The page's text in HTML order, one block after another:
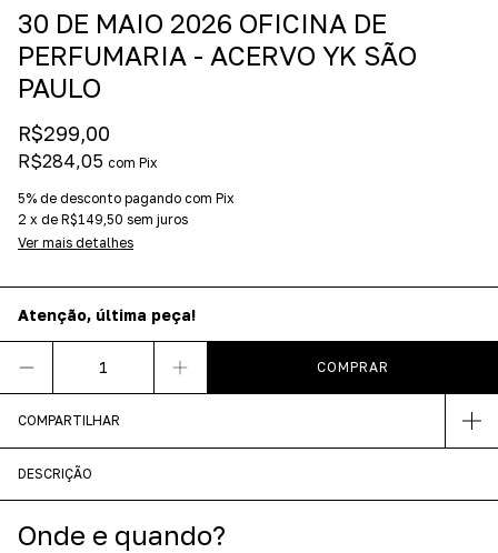
30 DE MAIO 2026 OFICINA DE
PERFUMARIA - ACERVO YK SÃO
PAULO
R$299,00
R$284,05 com Pix
5% de desconto pagando com Pix
2 x de R$149,50 sem juros
Ver mais detalhes
Atenção, última peça!
COMPARTILHAR
DESCRIÇÃO
Onde e quando?